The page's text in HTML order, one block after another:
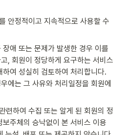
안정적이고 지속적으로 사용할 수
애 또는 문제가 발생한 경우 이를
, 회원이 정당하게 요구하는 서비스
여 성실히 검토하여 처리합니다.
에는 그 사유와 처리일정을 회원에
련하여 수집 또는 알게 된 회원의 정
주체의 승낙없이 본 서비스 이용